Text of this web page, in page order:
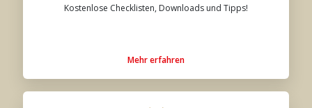
Kostenlose Checklisten, Downloads und Tipps!
Mehr erfahren